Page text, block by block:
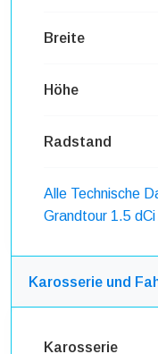
Breite
Höhe
Radstand
Alle Technische
Grandtour 1.5
Karosserie und
Karosserie